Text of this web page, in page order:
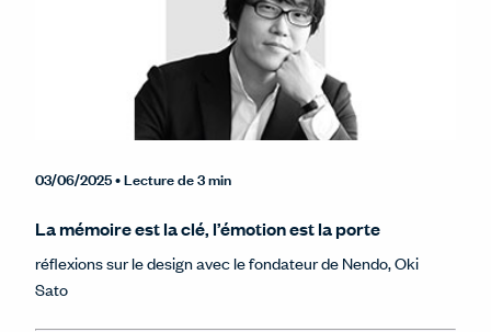
03/06/2025• Lecture de 3 min
La mémoire est la clé, l’émotion est la porte
réflexions sur le design avec le fondateur de Nendo, Oki
Sato